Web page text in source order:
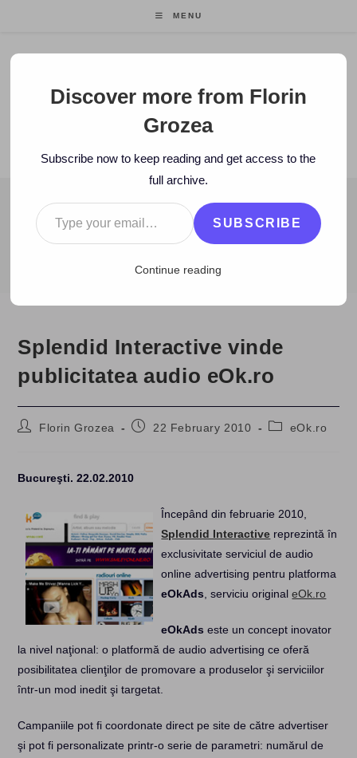
MENU
Florin Grozea
ENTREPRENEUR. FOUNDER/CEO MOCAPP.
BLOG
2010 > February > 22 > eOk.ro > Splendid Interactive vinde
Splendid Interactive vinde
publicitatea audio eOk.ro
PostFlorin Grozea
Post22 February 2010
PosteOk.ro
Bucureşti. 22.02.2010
Începând din februarie 2010,
Splendid Interactive reprezintă în
exclusivitate serviciul de audio
online advertising pentru platforma
eOkAds , serviciu originaleOk.ro
eOkAds este un concept inovator
la nivel naţional: o platformă de audio advertising ce oferă
posibilitatea clienţilor de promovare a produselor şi serviciilor
într-un mod inedit şi targetat.
Campaniile pot fi coordonate direct pe site de către advertiser
şi pot fi personalizate printr-o serie de parametri: numărul de
Discover more from Florin
Grozea
Subscribe now to keep reading and get access to the
full archive.
Type your email…
SUBSCRIBE
Continue reading